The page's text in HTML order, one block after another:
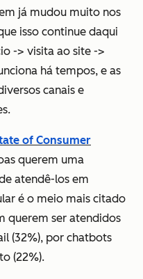
já mudou muito nos
isso continue daqui
-> visita ao site ->
há tempos, e as
canais e
of Consumer
querem uma
atendê-los em
é o meio mais citado
querem ser atendidos
(32%), por chatbots
(22%).